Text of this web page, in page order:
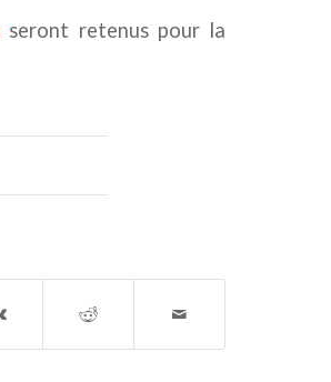
seront retenus pour la